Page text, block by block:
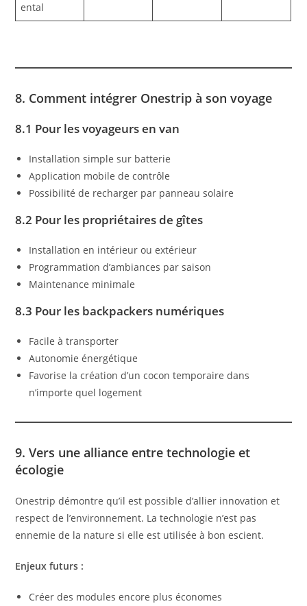
ental
8. Comment intégrer Onestrip à son voyage
8.1 Pour les voyageurs en van
Installation simple sur batterie
Application mobile de contrôle
Possibilité de recharger par panneau solaire
8.2 Pour les propriétaires de gîtes
Installation en intérieur ou extérieur
Programmation d’ambiances par saison
Maintenance minimale
8.3 Pour les backpackers numériques
Facile à transporter
Autonomie énergétique
Favorise la création d’un cocon temporaire dans
n’importe quel logement
9. Vers une alliance entre technologie et
écologie
Onestrip démontre qu’il est possible d’allier innovation et
respect de l’environnement. La technologie n’est pas
ennemie de la nature si elle est utilisée à bon escient.
Enjeux futurs :
Créer des modules encore plus économes